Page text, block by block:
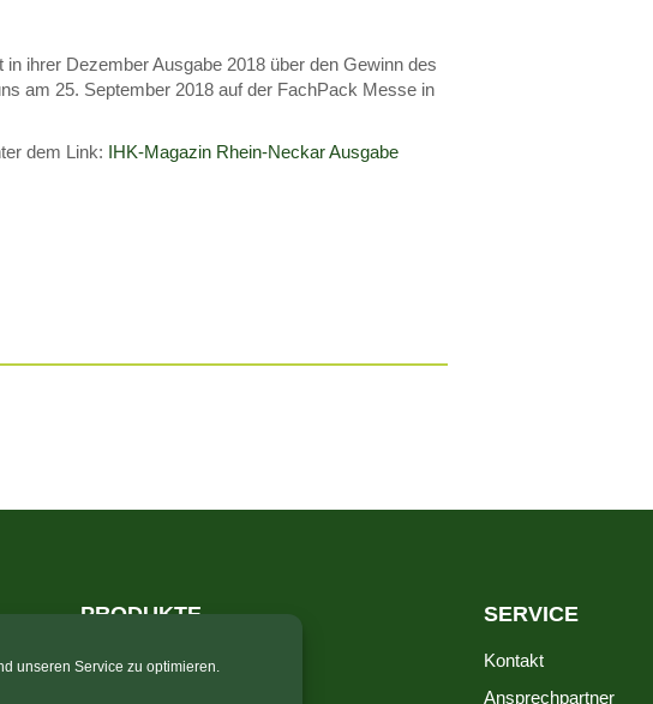
unseren Service zu optimieren.
ihrer Dezember Ausgabe 2018 über den Gewinn des
am 25. September 2018 auf der FachPack Messe in
dem Link: IHK-Magazin Rhein-Neckar Ausgabe
PRODUKTE
Funktionsverpackungen
SERVICE
Kontakt
Ansprechpartner